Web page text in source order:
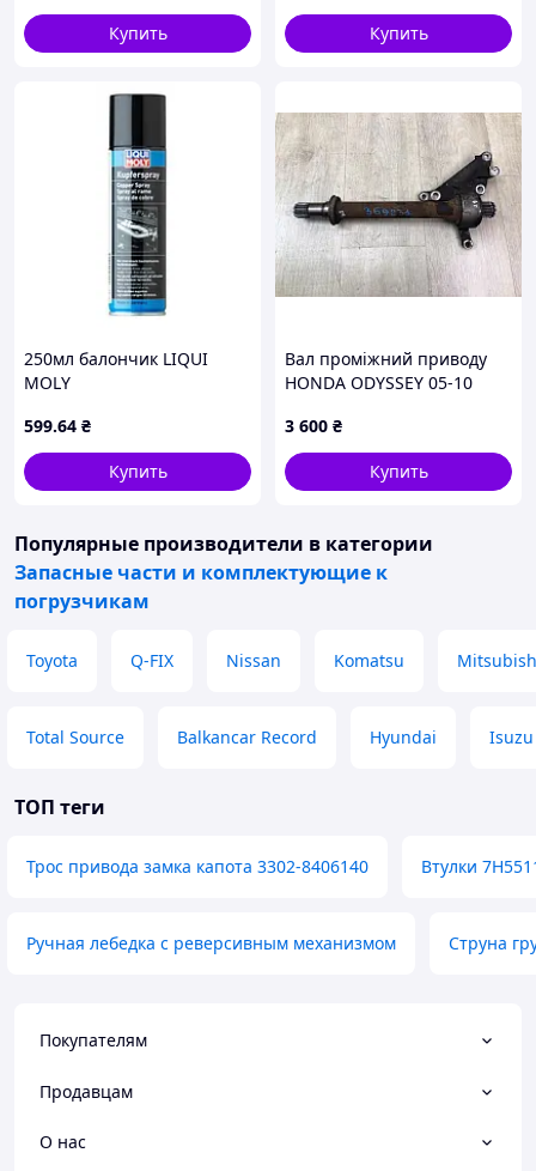
Купить
Купить
250мл балончик LIQUI
MOLY
599.64 ₴
Купить
Вал проміжний приводу
HONDA ODYSSEY 05-10
3 600 ₴
Купить
Популярные производители в категории
Запасные части и комплектующие к
погрузчикам
Toyota Q-FIX Nissan Komatsu
Total Source Balkancar Record Hyundai Isuzu
ТОП теги
Трос привода замка капота 3302-8406140 Втулки
Ручная лебедка с реверсивным механизмом Струна
Покупателям
Продавцам
О нас